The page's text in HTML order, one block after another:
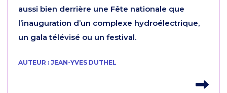
aussi bien derrière une Fête nationale que
l’inauguration d’un complexe hydroélectrique,
un gala télévisé ou un festival.
AUTEUR : JEAN-YVES DUTHEL